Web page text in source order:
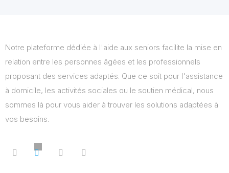
Notre plateforme dédiée à l'aide aux seniors facilite la mise en
relation entre les personnes âgées et les professionnels
proposant des services adaptés. Que ce soit pour l'assistance
à domicile, les activités sociales ou le soutien médical, nous
sommes là pour vous aider à trouver les solutions adaptées à
vos besoins.